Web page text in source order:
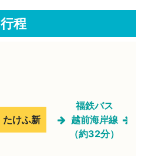
行程
たけふ新
福鉄バス
越前海岸線
（約32分）